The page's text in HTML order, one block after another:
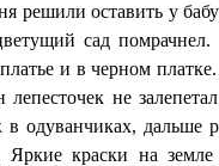
решили оставить у
сад
и в черном
лепесточек не
в одуванчиках,
Яркие краски на